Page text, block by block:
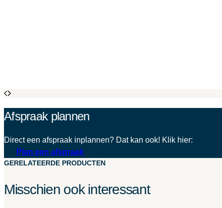
Afspraak plannen
Direct een afspraak inplannen? Dat kan ook! Klik hier:
Plan een afspraak
GERELATEERDE PRODUCTEN
Misschien ook interessant